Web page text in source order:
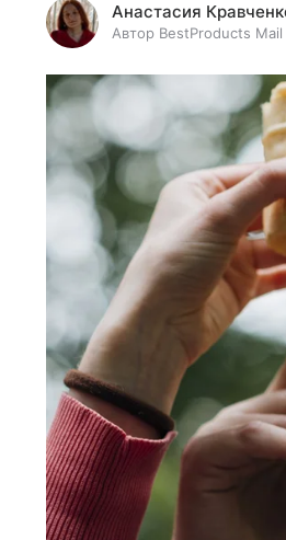
Анастасия
Автор BestProducts Mail